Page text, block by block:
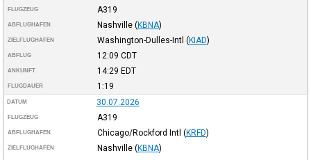
FLUGZEUG A319
ABFLUGHAFEN Nashville (KBNA)
ZIELFLUGHAFEN Washington-Dulles-Intl (KIAD)
ABFLUG 12:09 CDT
ANKUNFT 14:29 EDT
FLUGDAUER 1:19
DATUM 30.07.2026
FLUGZEUG A319
ABFLUGHAFEN Chicago/Rockford Intl (KRFD)
ZIELFLUGHAFEN Nashville (KBNA)